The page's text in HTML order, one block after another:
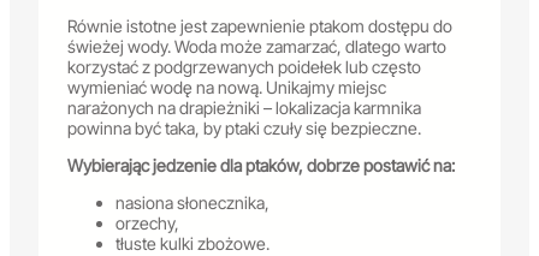
Równie istotne jest zapewnienie ptakom dostępu do
świeżej wody. Woda może zamarzać, dlatego warto
korzystać z podgrzewanych poidełek lub często
wymieniać wodę na nową. Unikajmy miejsc
narażonych na drapieżniki – lokalizacja karmnika
powinna być taka, by ptaki czuły się bezpieczne.
Wybierając jedzenie dla ptaków, dobrze postawić na:
nasiona słonecznika,
orzechy,
tłuste kulki zbożowe.